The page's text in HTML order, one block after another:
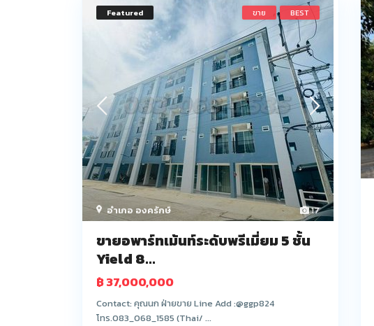
17
อำเภอ องครักษ์
Featured ขาย BEST
ขายอพาร์ทเม้นท์ระดับพรีเมี่ยม 5 ชั้น
Yield 8...
฿ 37,000,000
Contact: คุณนก ฝ่ายขาย Line Add :@ggp824
โทร.083_068_1585 (Thai/ ...